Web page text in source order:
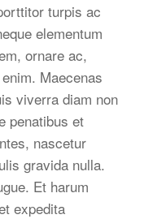
turpis ac
elementum
ornare ac,
Maecenas
viverra diam non
penatibus et
nascetur
gravida nulla.
Et harum
expedita